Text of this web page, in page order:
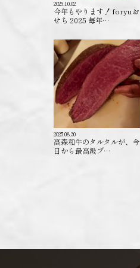
2025.10.02
今年もやります！ foryuお
せち 2025 毎年…
2025.08.30
高森和牛のタルタルが、今
日から最高級ブ…